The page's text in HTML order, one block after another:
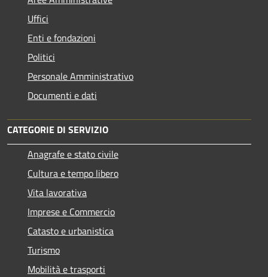
Uffici
Enti e fondazioni
Politici
Personale Amministrativo
Documenti e dati
CATEGORIE DI SERVIZIO
Anagrafe e stato civile
Cultura e tempo libero
Vita lavorativa
Imprese e Commercio
Catasto e urbanistica
Turismo
Mobilità e trasporti